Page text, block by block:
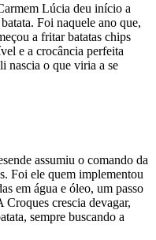
Lúcia deu início a
Foi naquele ano que,
a fritar batatas chips
e a crocância perfeita
nascia o que viria a se
assumiu o comando da
Foi ele quem implementou
em água e óleo, um passo
crescia devagar,
sempre buscando a